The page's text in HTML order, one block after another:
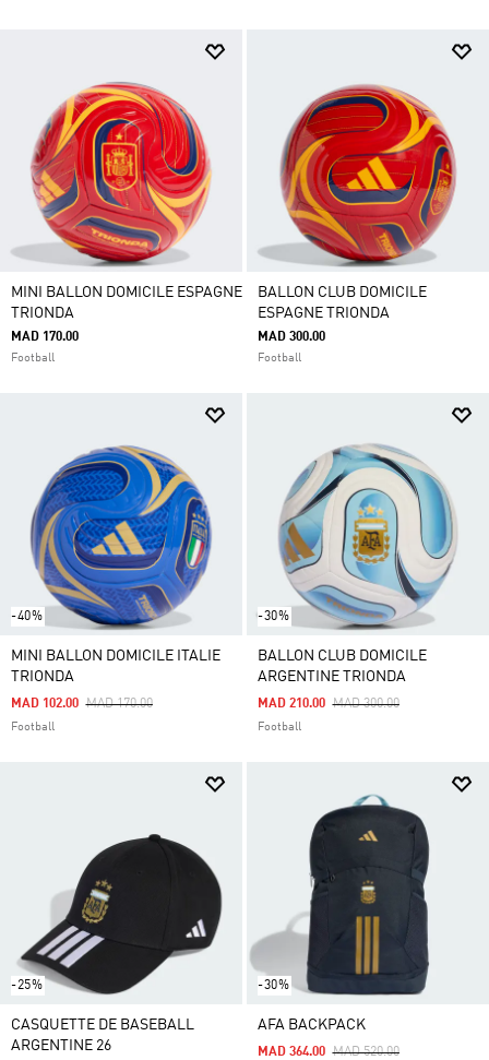
MINI BALLON DOMICILE ESPAGNE
TRIONDA
MAD 170.00
Football
BALLON CLUB DOMICILE
ESPAGNE TRIONDA
MAD 300.00
Football
-40%
MINI BALLON DOMICILE ITALIE
TRIONDA
Price Reduced From
MAD 170.00To
MAD 102.00
Football
-30%
BALLON CLUB DOMICILE
ARGENTINE TRIONDA
Price Reduced From
MAD 300.00To
MAD 210.00
Football
-25%
CASQUETTE DE BASEBALL
ARGENTINE 26
-30%
AFA BACKPACK
Price Reduced From
MAD 520.00To
MAD 364.00